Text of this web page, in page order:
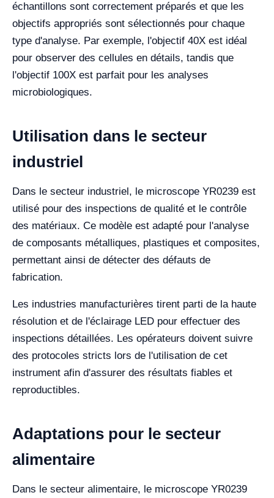
échantillons sont correctement préparés et que les
objectifs appropriés sont sélectionnés pour chaque
type d'analyse. Par exemple, l'objectif 40X est idéal
pour observer des cellules en détails, tandis que
l'objectif 100X est parfait pour les analyses
microbiologiques.
Utilisation dans le secteur
industriel
Dans le secteur industriel, le microscope YR0239 est
utilisé pour des inspections de qualité et le contrôle
des matériaux. Ce modèle est adapté pour l'analyse
de composants métalliques, plastiques et composites,
permettant ainsi de détecter des défauts de
fabrication.
Les industries manufacturières tirent parti de la haute
résolution et de l'éclairage LED pour effectuer des
inspections détaillées. Les opérateurs doivent suivre
des protocoles stricts lors de l'utilisation de cet
instrument afin d'assurer des résultats fiables et
reproductibles.
Adaptations pour le secteur
alimentaire
Dans le secteur alimentaire, le microscope YR0239